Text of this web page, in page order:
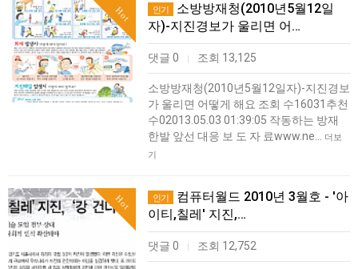
Hot 인기
소방방재청(2010년5월12일
자)-지진경보가 울리면 어…
댓글 0 | 조회 13,125
소방방재청(2010년5월12일자)-지진경보
가 울리면 어떻게 해요 조회 수16031추천
수02013.05.03 01:39:05 작동하는 방재
한발 앞선 대응 보 도 자 료www.ne…
더보
기
Hot 인기
컴퓨터월드 2010년 3월호 - '아
이티,칠레' 지진,…
댓글 0 | 조회 12,752